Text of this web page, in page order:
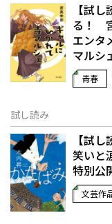
【試
る！
エンタ
マルシ
青春
試し読み
【試
笑いと
特別公
文芸作